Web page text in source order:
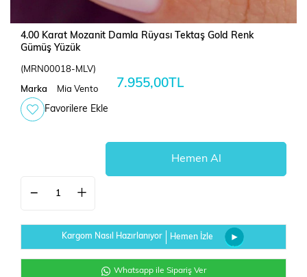
4.00 Karat Mozanit Damla Rüyası Tektaş Gold Renk
Gümüş Yüzük
(MRN00018-MLV)
Marka Mia Vento 7.955,00TL
Favorilere Ekle
Kargom Nasıl Hazırlanıyor Hemen İzle
Whatsapp ile Sipariş Ver